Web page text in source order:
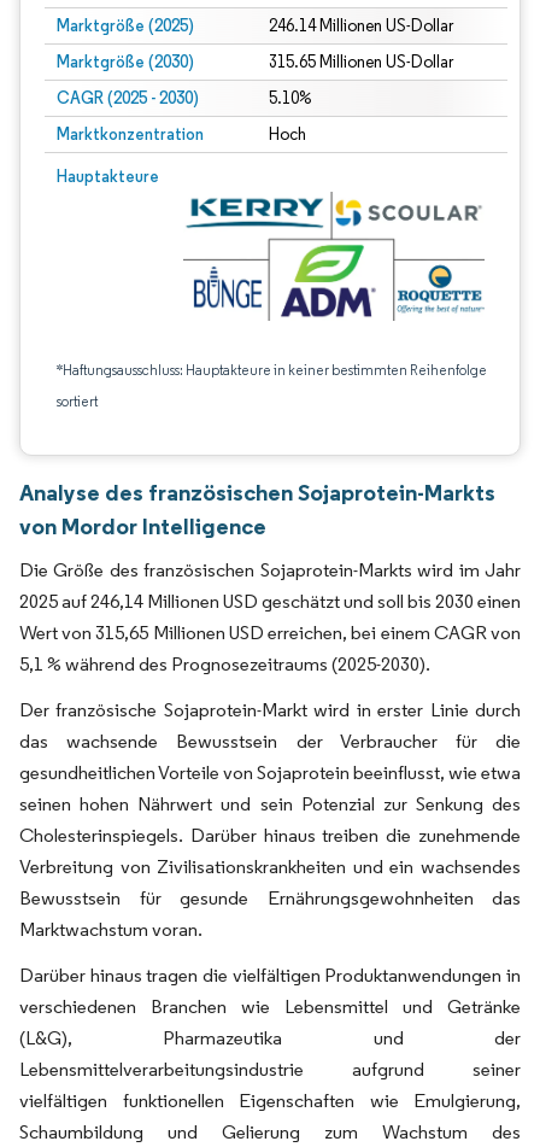
Marktgröße (2025) 246.14 Millionen US-Dollar
Marktgröße (2030) 315.65 Millionen US-Dollar
CAGR (2025 - 2030) 5.10%
Marktkonzentration Hoch
Hauptakteure
*Haftungsausschluss: Hauptakteure in keiner bestimmten Reihenfolge
sortiert
Analyse des französischen Sojaprotein-Markts
von Mordor Intelligence
Die Größe des französischen Sojaprotein-Markts wird im Jahr
2025 auf 246,14 Millionen USD geschätzt und soll bis 2030 einen
Wert von 315,65 Millionen USD erreichen, bei einem CAGR von
5,1 % während des Prognosezeitraums (2025-2030).
Der französische Sojaprotein-Markt wird in erster Linie durch
das wachsende Bewusstsein der Verbraucher für die
gesundheitlichen Vorteile von Sojaprotein beeinflusst, wie etwa
seinen hohen Nährwert und sein Potenzial zur Senkung des
Cholesterinspiegels. Darüber hinaus treiben die zunehmende
Verbreitung von Zivilisationskrankheiten und ein wachsendes
Bewusstsein für gesunde Ernährungsgewohnheiten das
Marktwachstum voran.
Darüber hinaus tragen die vielfältigen Produktanwendungen in
verschiedenen Branchen wie Lebensmittel und Getränke
(L&G), Pharmazeutika und der
Lebensmittelverarbeitungsindustrie aufgrund seiner
vielfältigen funktionellen Eigenschaften wie Emulgierung,
Schaumbildung und Gelierung zum Wachstum des